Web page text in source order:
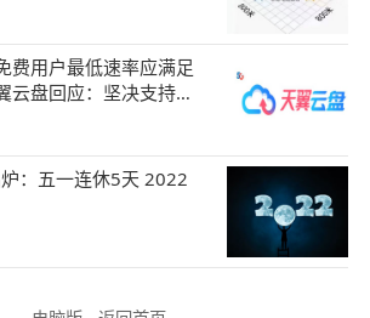
费用户最低速率应满足
云盘回应：坚决支持，
：五一连休5天 2022